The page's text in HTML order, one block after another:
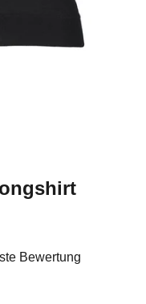
Bewertung